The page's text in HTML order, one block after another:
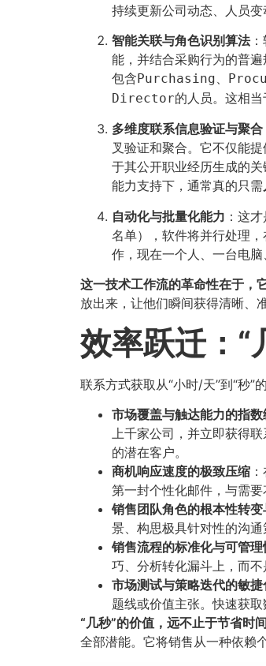
持续更新公司动态、人员变
智能关联与角色识别算法：
能，并结合采购行为的普遍
包含Purchasing、
Director的人员。这相
多维度联系信息验证与聚合
叉验证和聚合。它不仅能
于其公开职业经历生成的
能力支持下，通常真的只需
自动化与批量化能力 ：这
名单），软件将并行处理
作，现在一个人、一台电脑
这一技术工作流的革命性在于，
放出来，让他们瞬间获得清晰、
效率跃迁：“
联系方式获取从“小时/天”到“秒
市场覆盖与触达能力的指
上千家公司，并立即获得
的潜在客户。
商机响应速度的极致压缩
第一封个性化邮件，与需
销售团队角色的根本性转
景、构思极具针对性的沟
销售流程的标准化与可管
巧、分析转化漏斗上，而
市场测试与策略迭代的敏捷
题线或价值主张。快速获
​“几秒”的价值，远不止于节省时间
全部潜能。它将销售从一种依赖